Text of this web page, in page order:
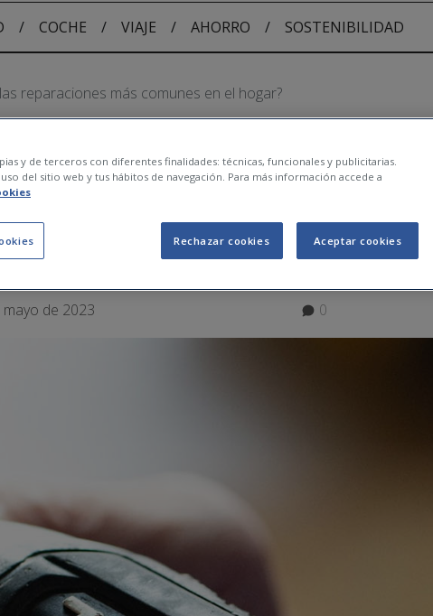
/ COCHE / VIAJE / AHORRO / SOSTENIBILIDAD
reparaciones más comunes en el hogar?
reparaciones más
hogar?
mayo de 2023 0
y de terceros con diferentes finalidades: técnicas, funcionales y publicitarias.
del sitio web y tus hábitos de navegación. Para más información accede a
Rechazar cookies Aceptar cookies